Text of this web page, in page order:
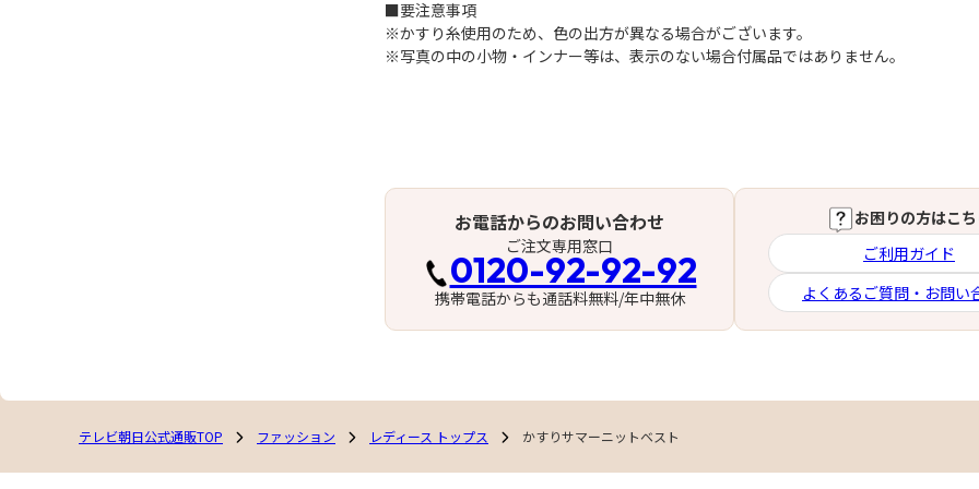
■要注意事項
※かすり糸使用のため、色の出方が異なる場合がございます。
※写真の中の小物・インナー等は、表示のない場合付属品ではありません。
お電話からのお問い合わせ
ご注文専用窓口
0120-92-92-92
携帯電話からも通話料無料/年中無休
お困りの方はこち
ご利用ガイド
よくあるご質問・お問い
テレビ朝日公式通販TOP ファッション レディース トップス かすりサマーニットベスト